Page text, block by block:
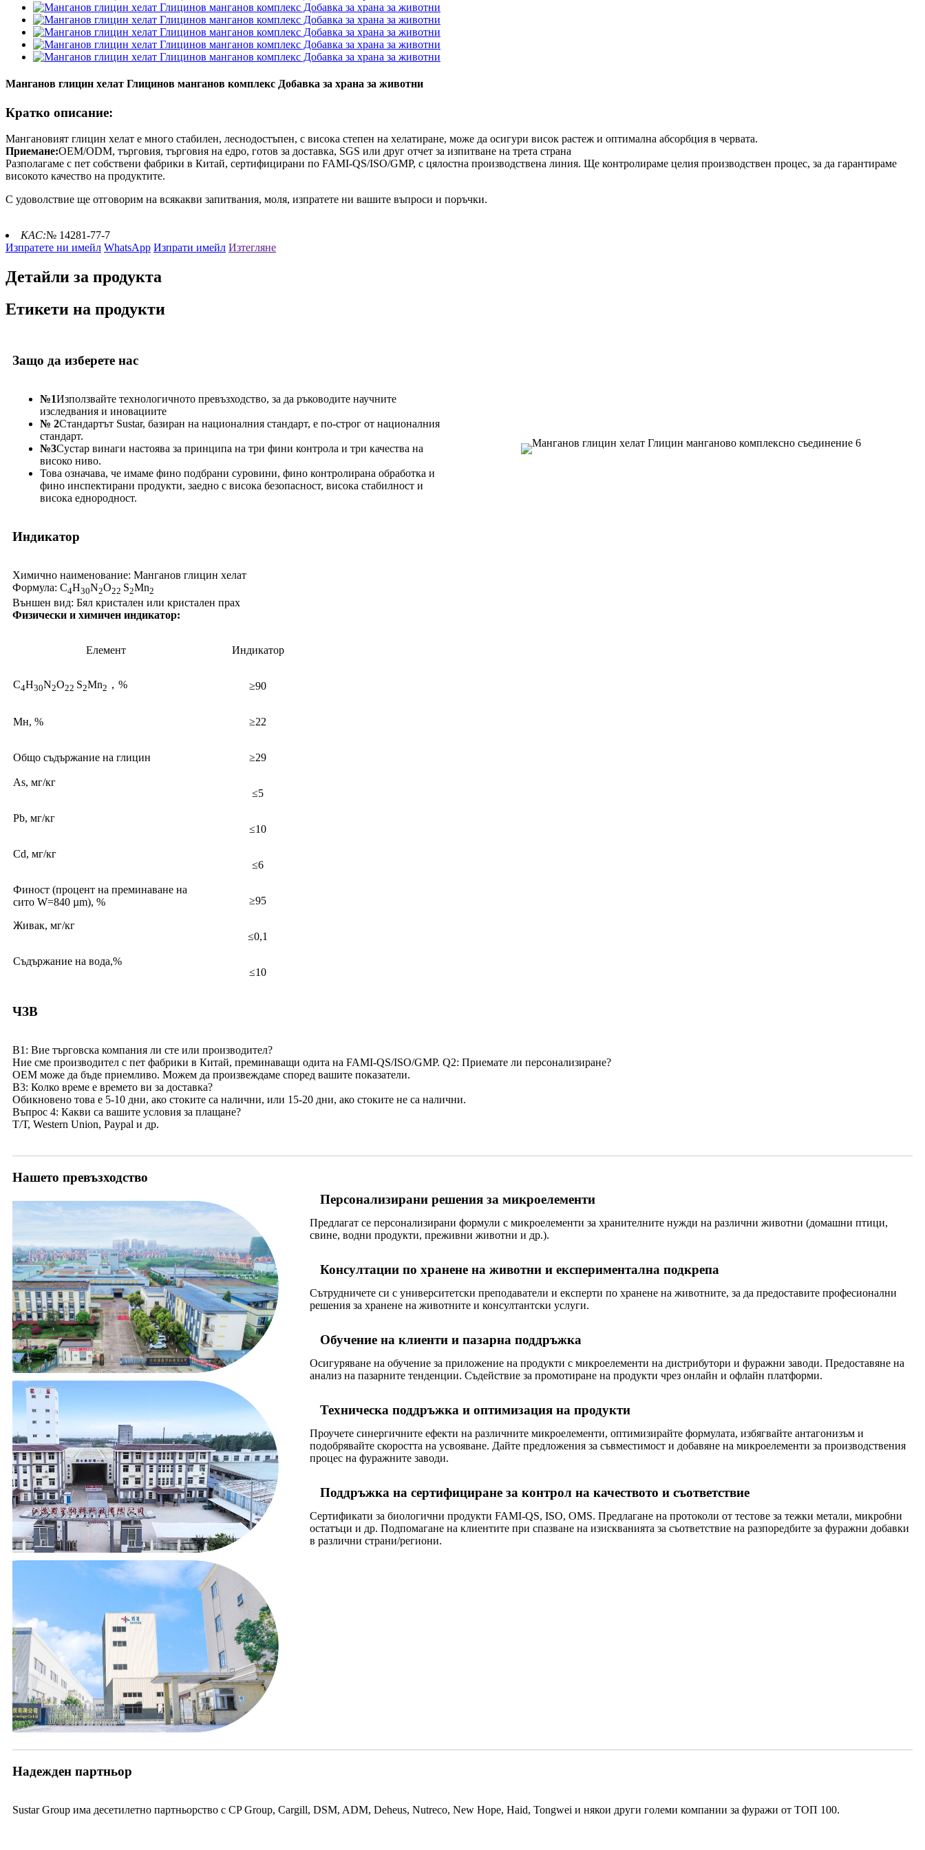
Манганов глицин хелат Глицинов манганов комплекс Добавка за храна за животни
Кратко описание:
Мангановият глицин хелат е много стабилен, леснодостъпен, с висока степен на хелатиране, може да осигури висок растеж и оптимална абсорбция в червата.
Приемане:OEM/ODM, търговия, търговия на едро, готов за доставка, SGS или друг отчет за изпитване на трета страна
Разполагаме с пет собствени фабрики в Китай, сертифицирани по FAMI-QS/ISO/GMP, с цялостна производствена линия. Ще контролираме целия производствен процес, за да гарантираме
високото качество на продуктите.
С удоволствие ще отговорим на всякакви запитвания, моля, изпратете ни вашите въпроси и поръчки.
КАС:№ 14281-77-7
Изпратете ни имейл WhatsApp Изпрати имейл Изтегляне
Детайли за продукта
Етикети на продукти
Защо да изберете нас
№1Използвайте технологичното превъзходство, за да ръководите научните
изследвания и иновациите
№ 2Стандартът Sustar, базиран на националния стандарт, е по-строг от националния
стандарт.
№3Сустар винаги настоява за принципа на три фини контрола и три качества на
високо ниво.
Това означава, че имаме фино подбрани суровини, фино контролирана обработка и
фино инспектирани продукти, заедно с висока безопасност, висока стабилност и
висока еднородност.
Индикатор
Химично наименование: Манганов глицин хелат
Формула: C4H30N2O22 S2Mn2
Външен вид: Бял кристален или кристален прах
Физически и химичен индикатор:
Елемент Индикатор
C4H30N2O22 S2Mn2 ，% ≥90
Мн, % ≥22
Общо съдържание на глицин ≥29
As, мг/кг
≤5
Pb, мг/кг
≤10
Cd, мг/кг
≤6
Финост (процент на преминаване на
сито W=840 µm), %
≥95
Живак, мг/кг
≤0,1
Съдържание на вода,%
≤10
ЧЗВ
В1: Вие търговска компания ли сте или производител?
Ние сме производител с пет фабрики в Китай, преминаващи одита на FAMI-QS/ISO/GMP. Q2: Приемате ли персонализиране?
OEM може да бъде приемливо. Можем да произвеждаме според вашите показатели.
В3: Колко време е времето ви за доставка?
Обикновено това е 5-10 дни, ако стоките са налични, или 15-20 дни, ако стоките не са налични.
Въпрос 4: Какви са вашите условия за плащане?
Т/Т, Western Union, Paypal и др.
Нашето превъзходство
Персонализирани решения за микроелементи
Предлагат се персонализирани формули с микроелементи за хранителните нужди на различни животни (домашни птици,
свине, водни продукти, преживни животни и др.).
Консултации по хранене на животни и експериментална подкрепа
Сътрудничете си с университетски преподаватели и експерти по хранене на животните, за да предоставите професионални
решения за хранене на животните и консултантски услуги.
Обучение на клиенти и пазарна поддръжка
Осигуряване на обучение за приложение на продукти с микроелементи на дистрибутори и фуражни заводи. Предоставяне на
анализ на пазарните тенденции. Съдействие за промотиране на продукти чрез онлайн и офлайн платформи.
Техническа поддръжка и оптимизация на продукти
Проучете синергичните ефекти на различните микроелементи, оптимизирайте формулата, избягвайте антагонизъм и
подобрявайте скоростта на усвояване. Дайте предложения за съвместимост и добавяне на микроелементи за производствения
процес на фуражните заводи.
Поддръжка на сертифициране за контрол на качеството и съответствие
Сертификати за биологични продукти FAMI-QS, ISO, OMS. Предлагане на протоколи от тестове за тежки метали, микробни
остатъци и др. Подпомагане на клиентите при спазване на изискванията за съответствие на разпоредбите за фуражни добавки
в различни страни/региони.
Надежден партньор
Sustar Group има десетилетно партньорство с CP Group, Cargill, DSM, ADM, Deheus, Nutreco, New Hope, Haid, Tongwei и някои други големи компании за фуражи от ТОП 100.